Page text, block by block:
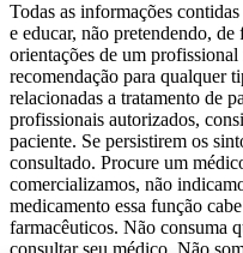
Todas as informações
e educar, não pretendendo,
orientações de um
recomendação para qualquer
relacionadas a tratamento de
profissionais autorizados,
paciente. Se persistirem os
consultado. Procure um
comercializamos, não
medicamento essa função
farmacêuticos. Não consuma
consultar seu médico. Não